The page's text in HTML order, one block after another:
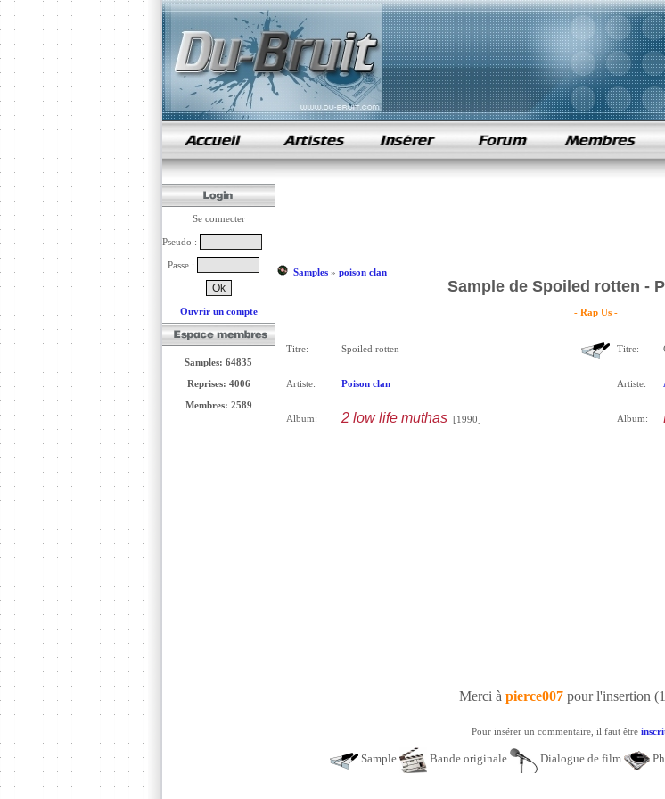
samples de rap
Se connecter
Pseudo :
Passe :
Ouvrir un compte
Samples: 64835
Reprises: 4006
Membres: 2589
Samples» poison clan
Sample de Spoiled rotten -
- Rap Us -
Titre: Spoiled rotten
Artiste: Poison clan
Album: 2 low life muthas[1990]
Titre:
Artiste:
Album:
Merci à pierce007 pour l'insertion
Pour insérer un commentaire, il faut être
Sample Bande originale Dialogue de film